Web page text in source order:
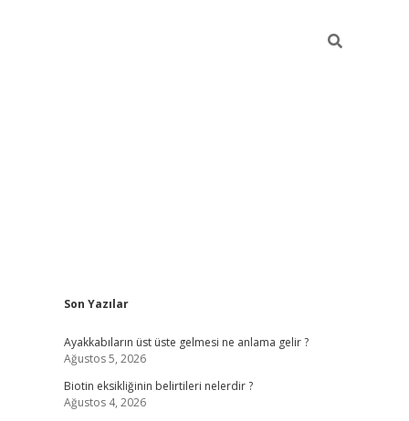
Sidebar
Son Yazılar
Ayakkabıların üst üste gelmesi ne anlama gelir ?
Ağustos 5, 2026
Biotin eksikliğinin belirtileri nelerdir ?
Ağustos 4, 2026